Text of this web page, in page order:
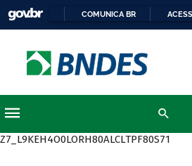
COMUNICA BR
Z7_L9KEH4O0LORH80ALCLTPF80S71